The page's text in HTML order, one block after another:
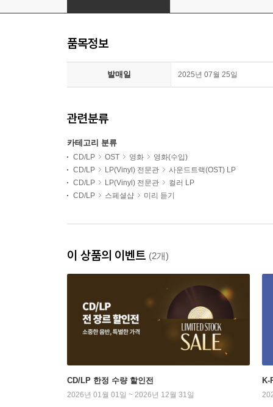
품목정보
발매일 2025년 07월 25일
관련분류
카테고리 분류
CD/LP OST 영화
영화(수입)
CD/LP
LP(Vinyl) 전문관
사운드트랙(OST) LP
CD/LP
LP(Vinyl) 전문관
컬러 LP
CD/LP
스페셜샵 미리 듣기
이 상품의 이벤트 (2개)
CD/LP 한정 수량 할인전
2026년 01월 01일 ~ 2026년 12월 31일
K-